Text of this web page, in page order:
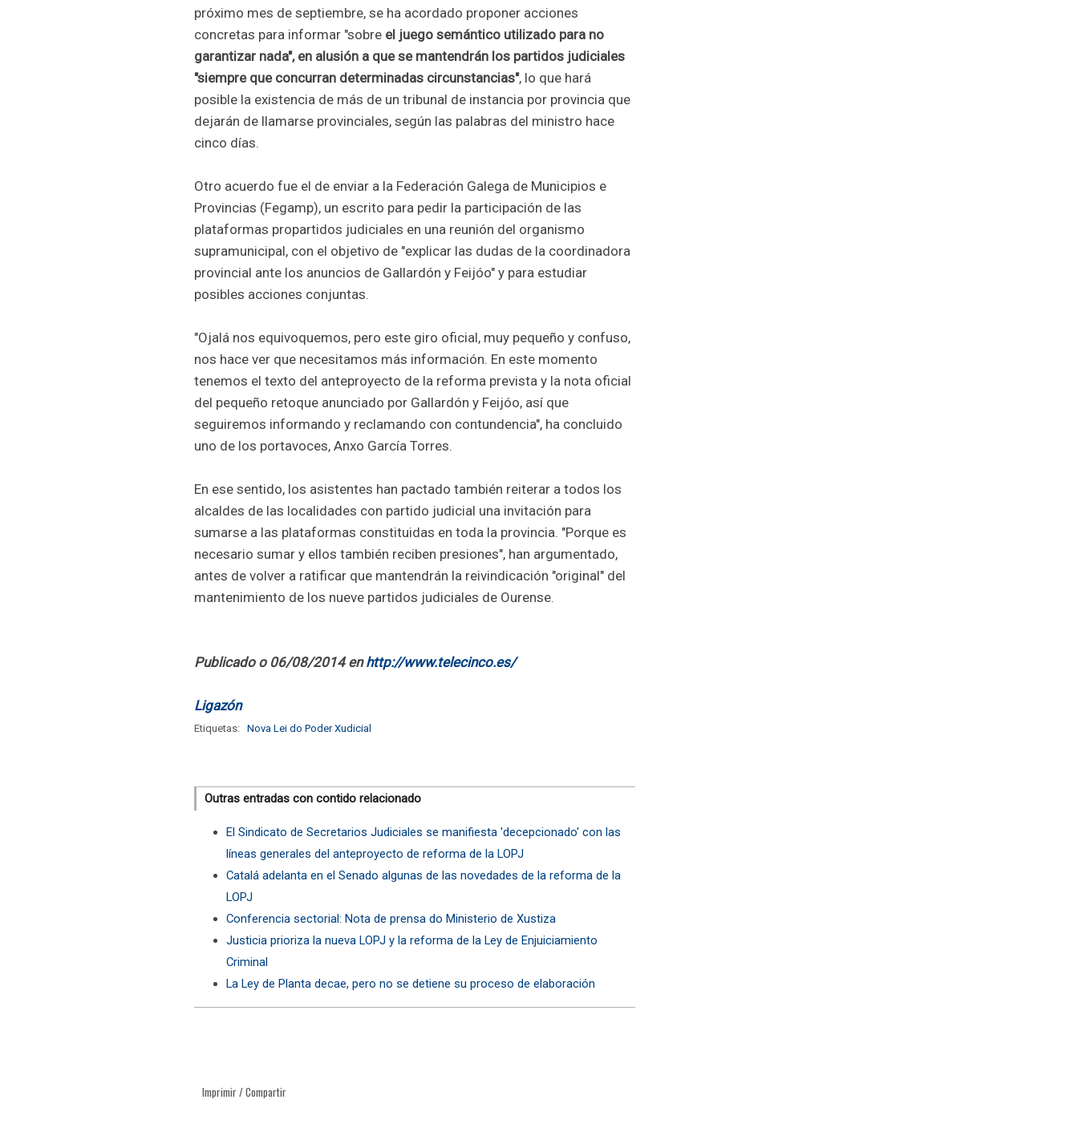
próximo mes de septiembre, se ha acordado proponer acciones
concretas para informar "sobre el juego semántico utilizado para no
garantizar nada", en alusión a que se mantendrán los partidos judiciales
"siempre que concurran determinadas circunstancias", lo que hará
posible la existencia de más de un tribunal de instancia por provincia que
dejarán de llamarse provinciales, según las palabras del ministro hace
cinco días.
Otro acuerdo fue el de enviar a la Federación Galega de Municipios e
Provincias (Fegamp), un escrito para pedir la participación de las
plataformas propartidos judiciales en una reunión del organismo
supramunicipal, con el objetivo de "explicar las dudas de la coordinadora
provincial ante los anuncios de Gallardón y Feijóo" y para estudiar
posibles acciones conjuntas.
"Ojalá nos equivoquemos, pero este giro oficial, muy pequeño y confuso,
nos hace ver que necesitamos más información. En este momento
tenemos el texto del anteproyecto de la reforma prevista y la nota oficial
del pequeño retoque anunciado por Gallardón y Feijóo, así que
seguiremos informando y reclamando con contundencia", ha concluido
uno de los portavoces, Anxo García Torres.
En ese sentido, los asistentes han pactado también reiterar a todos los
alcaldes de las localidades con partido judicial una invitación para
sumarse a las plataformas constituidas en toda la provincia. "Porque es
necesario sumar y ellos también reciben presiones", han argumentado,
antes de volver a ratificar que mantendrán la reivindicación "original" del
mantenimiento de los nueve partidos judiciales de Ourense.
Publicado o 06/08/2014 enhttp://www.telecinco.es/
Ligazón
Etiquetas: Nova Lei do Poder Xudicial
Outras entradas con contido relacionado
El Sindicato de Secretarios Judiciales se manifiesta 'decepcionado' con las
líneas generales del anteproyecto de reforma de la LOPJ
Catalá adelanta en el Senado algunas de las novedades de la reforma de la
LOPJ
Conferencia sectorial: Nota de prensa do Ministerio de Xustiza
Justicia prioriza la nueva LOPJ y la reforma de la Ley de Enjuiciamiento
Criminal
La Ley de Planta decae, pero no se detiene su proceso de elaboración
Imprimir / Compartir